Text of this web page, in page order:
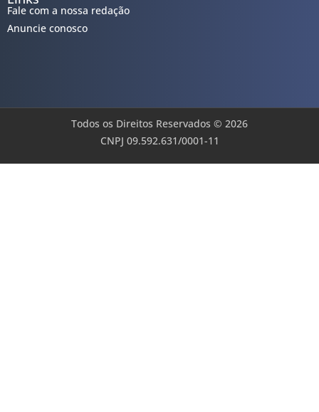
Fale com a nossa redação
Anuncie conosco
Todos os Direitos Reservados © 2026
CNPJ 09.592.631/0001-11